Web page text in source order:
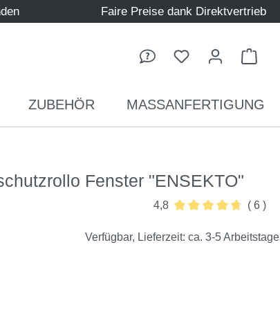
Faire Preise dank Direktvertrieb
ZUBEHÖR MASSANFERTIGUNG
Fenster "ENSEKTO"
4,8
( 6 )
Verfügbar, Lieferzeit: ca. 3-5 Arbeitstage